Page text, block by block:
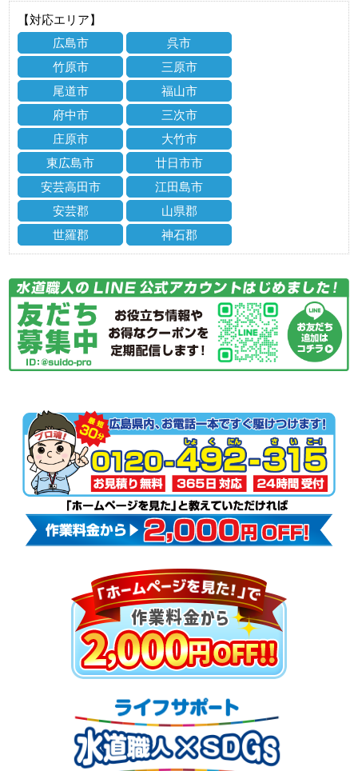
【対応エリア】
広島市
呉市
竹原市
三原市
尾道市
福山市
府中市
三次市
庄原市
大竹市
東広島市
廿日市市
安芸高田市
江田島市
安芸郡
山県郡
世羅郡
神石郡